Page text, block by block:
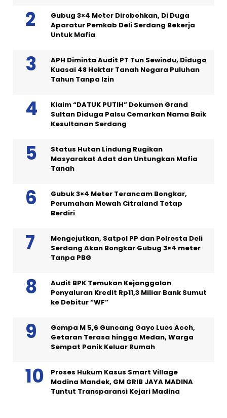
Gubug 3×4 Meter Dirobohkan, Di Duga
Aparatur Pemkab Deli Serdang Bekerja
Untuk Mafia
APH Diminta Audit PT Tun Sewindu, Diduga
Kuasai 48 Hektar Tanah Negara Puluhan
Tahun Tanpa Izin
Klaim “DATUK PUTIH” Dokumen Grand
Sultan Diduga Palsu Cemarkan Nama Baik
Kesultanan Serdang
Status Hutan Lindung Rugikan
Masyarakat Adat dan Untungkan Mafia
Tanah
Gubuk 3×4 Meter Terancam Bongkar,
Perumahan Mewah Citraland Tetap
Berdiri
Mengejutkan, Satpol PP dan Polresta Deli
Serdang Akan Bongkar Gubug 3×4 meter
Tanpa PBG
Audit BPK Temukan Kejanggalan
Penyaluran Kredit Rp11,3 Miliar Bank Sumut
ke Debitur “WF”
Gempa M 5,6 Guncang Gayo Lues Aceh,
Getaran Terasa hingga Medan, Warga
Sempat Panik Keluar Rumah
Proses Hukum Kasus Smart Village
Madina Mandek, GM GRIB JAYA MADINA
Tuntut Transparansi Kejari Madina